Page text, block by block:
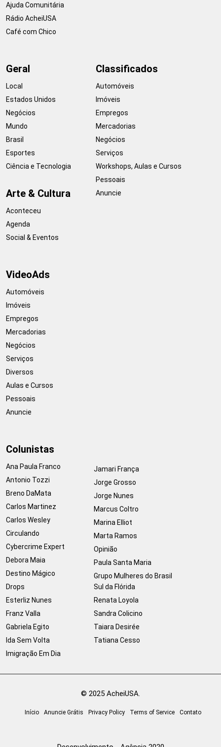
Ajuda Comunitária
Rádio AcheiUSA
Café com Chico
Geral
Local
Estados Unidos
Negócios
Mundo
Brasil
Esportes
Ciência e Tecnologia
Arte & Cultura
Aconteceu
Agenda
Social & Eventos
Classificados
Automóveis
Imóveis
Empregos
Mercadorias
Negócios
Serviços
Workshops, Aulas e Cursos
Pessoais
Anuncie
VideoAds
Automóveis
Imóveis
Empregos
Mercadorias
Negócios
Serviços
Diversos
Aulas e Cursos
Pessoais
Anuncie
Colunistas
Ana Paula Franco
Antonio Tozzi
Breno DaMata
Carlos Martinez
Carlos Wesley
Circulando
Cybercrime Expert
Debora Maia
Destino Mágico
Drops
Esterliz Nunes
Franz Valla
Gabriela Egito
Ida Sem Volta
Imigração Em Dia
Jamari França
Jorge Grosso
Jorge Nunes
Marcus Coltro
Marina Elliot
Marta Ramos
Opinião
Paula Santa Maria
Grupo Mulheres do Brasil
Sul da Flórida
Renata Loyola
Sandra Colicino
Taiara Desirée
Tatiana Cesso
© 2025 AcheiUSA.
Início Anuncie Grátis Privacy Policy Terms of Service Contato